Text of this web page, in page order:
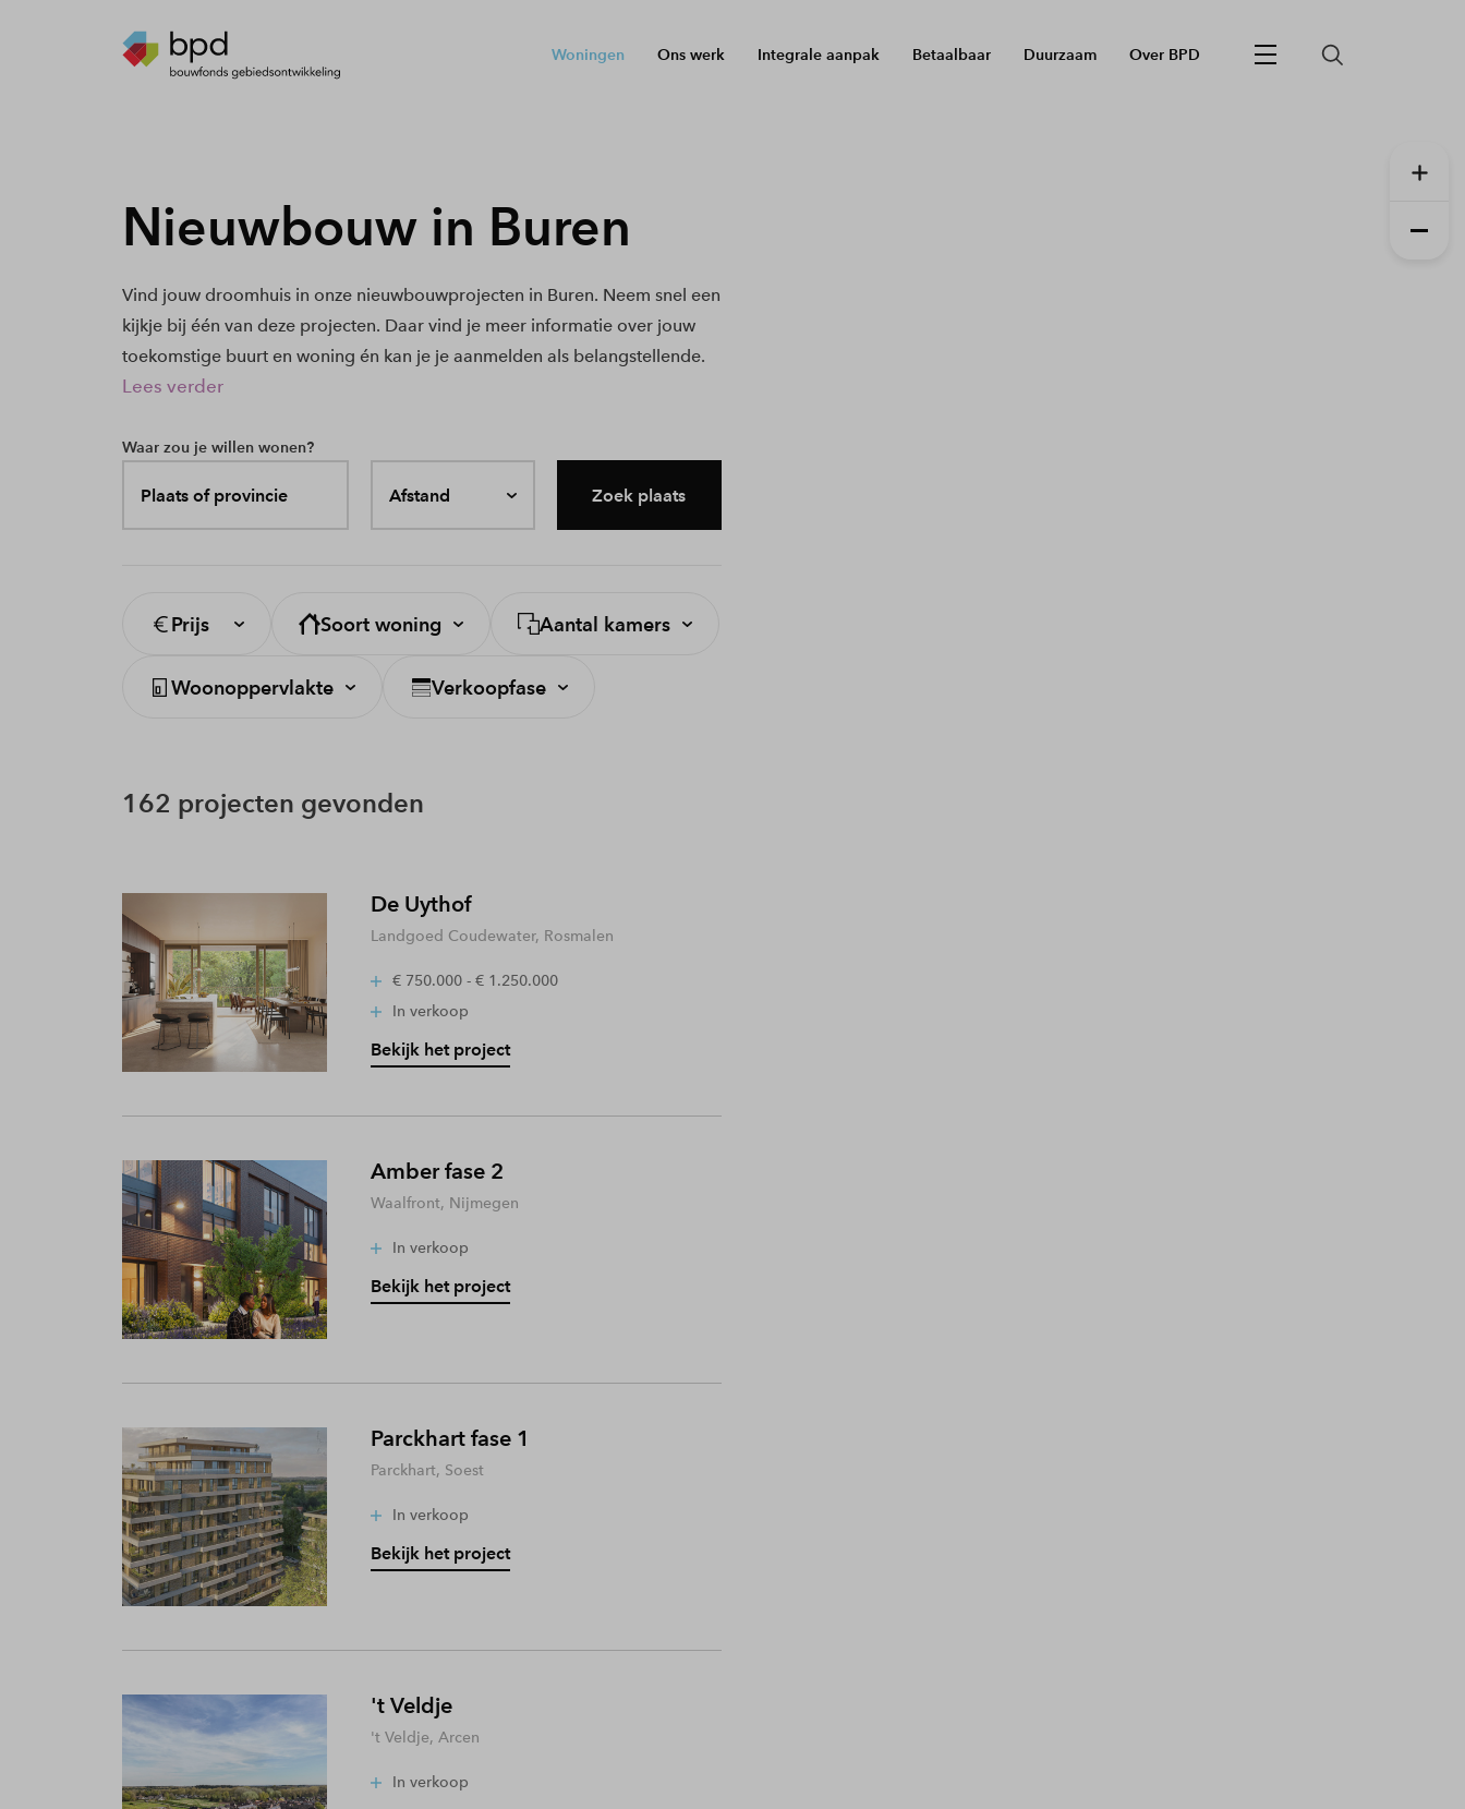
Woningen Ons werk Integrale aanpak Betaalbaar Duurzaam Over BPD
Nieuwbouw in Buren
Vind jouw droomhuis in onze nieuwbouwprojecten in Buren. Neem snel een
kijkje bij één van deze projecten. Daar vind je meer informatie over jouw
toekomstige buurt en woning én kan je je aanmelden als belangstellende.
Lees verder
Waar zou je willen wonen?
Plaats of provincie Afstand Zoek plaats
Prijs Soort woning Aantal kamers
Woonoppervlakte Verkoopfase
162 projecten gevonden
De Uythof
Landgoed Coudewater, Rosmalen
€ 750.000 - € 1.250.000
In verkoop
Bekijk het project
Amber fase 2
Waalfront, Nijmegen
In verkoop
Bekijk het project
Parckhart fase 1
Parckhart, Soest
In verkoop
Bekijk het project
't Veldje
't Veldje, Arcen
In verkoop